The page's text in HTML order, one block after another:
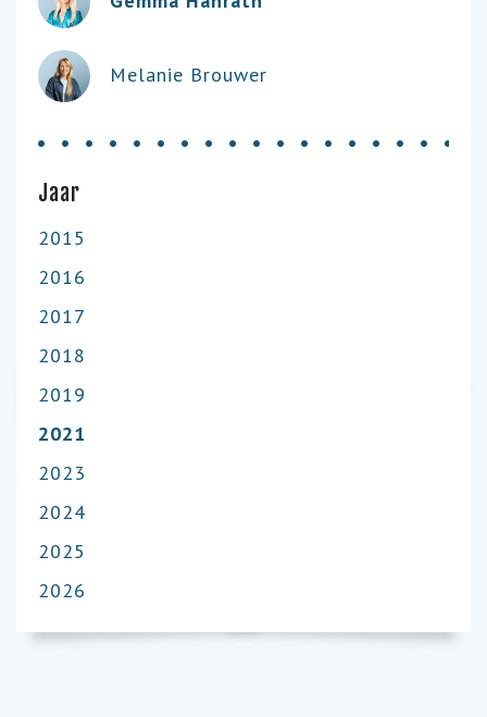
Melanie Brouwer
Jaar
2015
2016
2017
2018
2019
2021
2023
2024
2025
2026